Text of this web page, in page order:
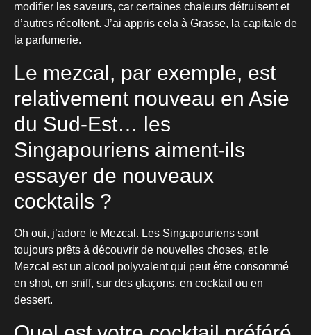
modifier les saveurs, car certaines chaleurs détruisent et
d’autres récoltent. J’ai appris cela à Grasse, la capitale de
la parfumerie.
Le mezcal, par exemple, est
relativement nouveau en Asie
du Sud-Est… les
Singapouriens aiment-ils
essayer de nouveaux
cocktails ?
Oh oui, j’adore le Mezcal. Les Singapouriens sont
toujours prêts à découvrir de nouvelles choses, et le
Mezcal est un alcool polyvalent qui peut être consommé
en shot, en sniff, sur des glaçons, en cocktail ou en
dessert.